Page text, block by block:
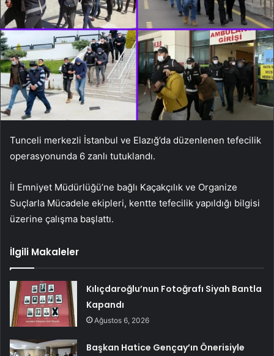
Tunceli merkezli İstanbul ve Elazığ’da düzenlenen tefecilik
operasyonunda 6 zanlı tutuklandı.
İl Emniyet Müdürlüğü’ne bağlı Kaçakçılık ve Organize
Suçlarla Mücadele ekipleri, kentte tefecilik yapıldığı bilgisi
üzerine çalışma başlattı.
İlgili Makaleler
Kılıçdaroğlu’nun Fotoğrafı Siyah Bantla
Kapandı
Ağustos 6, 2026
Başkan Hatice Gençay’ın Önerisiyle